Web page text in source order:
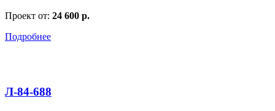
Проект от: 24 600 р.
Подробнее
Л-84-688